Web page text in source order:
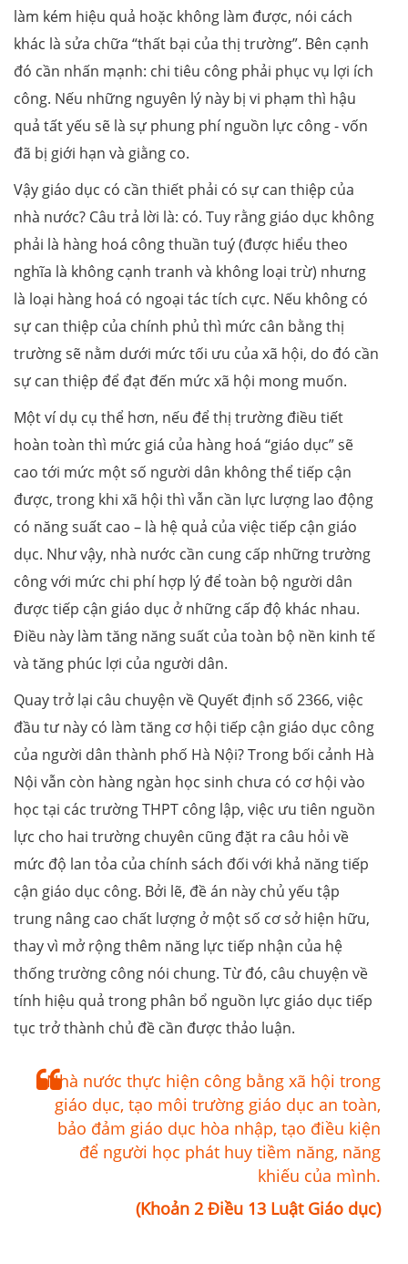
làm kém hiệu quả hoặc không làm được, nói cách
khác là sửa chữa “thất bại của thị trường”. Bên cạnh
đó cần nhấn mạnh: chi tiêu công phải phục vụ lợi ích
công. Nếu những nguyên lý này bị vi phạm thì hậu
quả tất yếu sẽ là sự phung phí nguồn lực công - vốn
đã bị giới hạn và giằng co.
Vậy giáo dục có cần thiết phải có sự can thiệp của
nhà nước? Câu trả lời là: có. Tuy rằng giáo dục không
phải là hàng hoá công thuần tuý (được hiểu theo
nghĩa là không cạnh tranh và không loại trừ) nhưng
là loại hàng hoá có ngoại tác tích cực. Nếu không có
sự can thiệp của chính phủ thì mức cân bằng thị
trường sẽ nằm dưới mức tối ưu của xã hội, do đó cần
sự can thiệp để đạt đến mức xã hội mong muốn.
Một ví dụ cụ thể hơn, nếu để thị trường điều tiết
hoàn toàn thì mức giá của hàng hoá “giáo dục” sẽ
cao tới mức một số người dân không thể tiếp cận
được, trong khi xã hội thì vẫn cần lực lượng lao động
có năng suất cao – là hệ quả của việc tiếp cận giáo
dục. Như vậy, nhà nước cần cung cấp những trường
công với mức chi phí hợp lý để toàn bộ người dân
được tiếp cận giáo dục ở những cấp độ khác nhau.
Điều này làm tăng năng suất của toàn bộ nền kinh tế
và tăng phúc lợi của người dân.
Quay trở lại câu chuyện về Quyết định số 2366, việc
đầu tư này có làm tăng cơ hội tiếp cận giáo dục công
của người dân thành phố Hà Nội? Trong bối cảnh Hà
Nội vẫn còn hàng ngàn học sinh chưa có cơ hội vào
học tại các trường THPT công lập, việc ưu tiên nguồn
lực cho hai trường chuyên cũng đặt ra câu hỏi về
mức độ lan tỏa của chính sách đối với khả năng tiếp
cận giáo dục công. Bởi lẽ, đề án này chủ yếu tập
trung nâng cao chất lượng ở một số cơ sở hiện hữu,
thay vì mở rộng thêm năng lực tiếp nhận của hệ
thống trường công nói chung. Từ đó, câu chuyện về
tính hiệu quả trong phân bổ nguồn lực giáo dục tiếp
tục trở thành chủ đề cần được thảo luận.
Nhà nước thực hiện công bằng xã hội trong
giáo dục, tạo môi trường giáo dục an toàn,
bảo đảm giáo dục hòa nhập, tạo điều kiện
để người học phát huy tiềm năng, năng
khiếu của mình.
(Khoản 2 Điều 13 Luật Giáo dục)